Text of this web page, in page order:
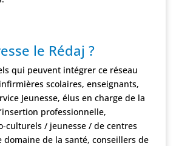
le Rédaj ?
qui peuvent intégrer ce réseau
scolaires, enseignants,
Jeunesse, élus en charge de la
professionnelle,
culturels / jeunesse / de centres
domaine de la santé, conseillers de